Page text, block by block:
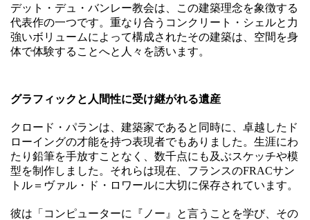
デット・デュ・バンレー教会は、この建築理念を象徴する
代表作の一つです。重なり合うコンクリート・シェルと力
強いボリュームによって構成されたその建築は、空間を身
体で体験することへと人々を誘います。
グラフィックと人間性に受け継がれる遺産
クロード・パランは、建築家であると同時に、卓越したド
ローイングの才能を持つ表現者でもありました。生涯にわ
たり鉛筆を手放すことなく、数千点にも及ぶスケッチや模
型を制作しました。それらは現在、フランスのFRACサン
トル＝ヴァル・ド・ロワールに大切に保存されています。
彼は「コンピューターに『ノー』と言うことを学び、その